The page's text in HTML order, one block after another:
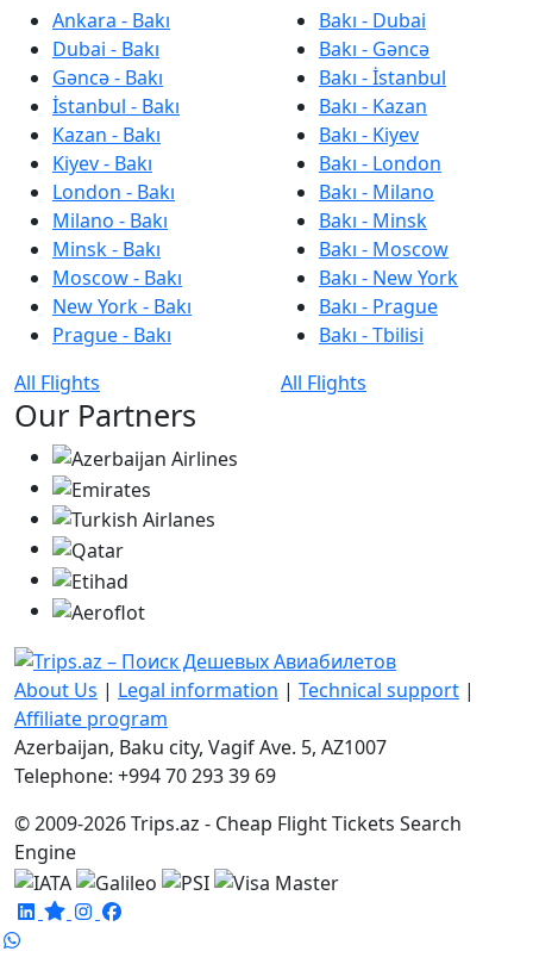
Ankara - Bakı
Dubai - Bakı
Gəncə - Bakı
İstanbul - Bakı
Kazan - Bakı
Kiyev - Bakı
London - Bakı
Milano - Bakı
Minsk - Bakı
Moscow - Bakı
New York - Bakı
Prague - Bakı
All Flights
Bakı - Dubai
Bakı - Gəncə
Bakı - İstanbul
Bakı - Kazan
Bakı - Kiyev
Bakı - London
Bakı - Milano
Bakı - Minsk
Bakı - Moscow
Bakı - New York
Bakı - Prague
Bakı - Tbilisi
All Flights
Our Partners
About Us | Legal information | Technical support |
Affiliate program
Azerbaijan, Baku city, Vagif Ave. 5, AZ1007
Telephone: +994 70 293 39 69
© 2009-2026 Trips.az - Cheap Flight Tickets Search
Engine